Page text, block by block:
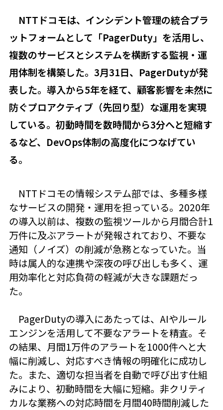
NTTドコモは、インシデント管理の統合プラ
ットフォームとして「PagerDuty」を活用し、
複数のサービスとシステムを横断する監視・運
用体制を構築した。3月31日、PagerDutyが発
表した。導入から5年を経て、顧客影響を未然に
防ぐプロアクティブ（先回り型）な運用を実現
している。初動時間を数時間から3分へと短縮す
るなど、DevOps体制の高度化につなげてい
る。
NTTドコモの情報システム部では、多種多様
なサービスの開発・運用を担っている。2020年
の導入以前は、複数の監視ツールから月間合計1
万件に及ぶアラートが発報されており、不要な
通知（ノイズ）の削減が急務となっていた。当
時は属人的な連携や深夜の呼び出しも多く、運
用効率化と対応負荷の軽減が大きな課題だっ
た。
PagerDutyの導入にあたっては、AIやルール
エンジンを活用して不要なアラートを精査。そ
の結果、月間1万件のアラートを1000件へと大
幅に削減し、対応すべき情報の明確化に成功し
た。また、適切な担当者を自動で呼び出す仕組
みにより、初動時間を大幅に短縮。非クリティ
カルな業務への対応時間を月間40時間削減した